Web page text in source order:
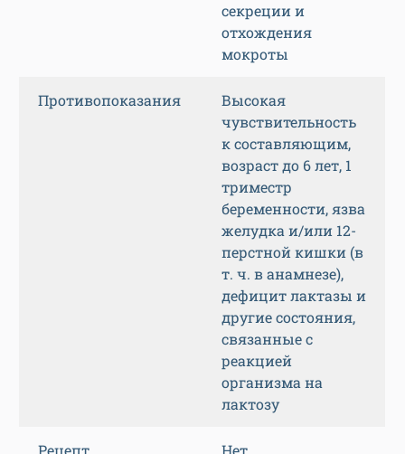
секреции и
отхождения
мокроты
Противопоказания
Высокая
чувствительность
к составляющим,
возраст до 6 лет, 1
триместр
беременности, язва
желудка и/или 12-
перстной кишки (в
т. ч. в анамнезе),
дефицит лактазы и
другие состояния,
связанные с
реакцией
организма на
лактозу
Рецепт Нет